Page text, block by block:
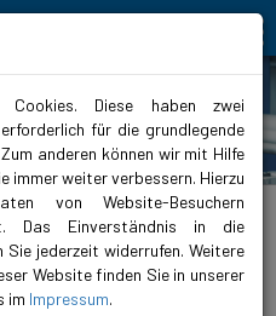
Druckerhöhungsanlagen > geregelt >
mehrstufigen, vertikalen
Cookies. Diese haben zwei
für die grundlegende
anderen können wir mit Hilfe
immer weiter verbessern. Hierzu
von Website-Besuchern
Das Einverständnis in die
Sie jederzeit widerrufen. Weitere
Website finden Sie in unserer
im Impressum.